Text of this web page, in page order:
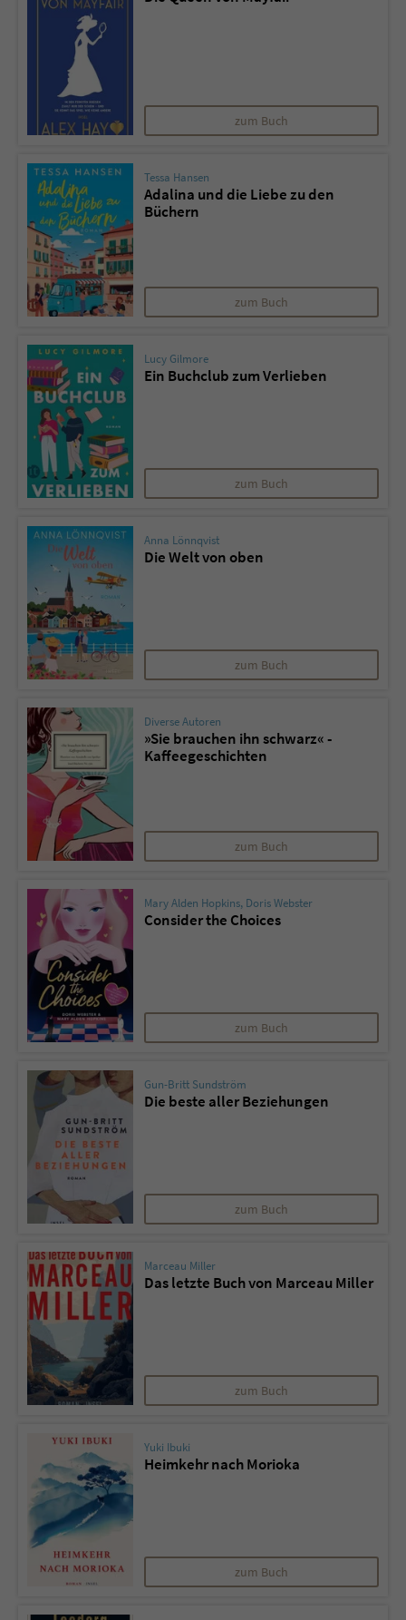
zum Buch
Tessa Hansen
Adalina und die Liebe zu den
Büchern
zum Buch
Lucy Gilmore
Ein Buchclub zum Verlieben
zum Buch
Anna Lönnqvist
Die Welt von oben
zum Buch
Diverse Autoren
»Sie brauchen ihn schwarz« -
Kaffeegeschichten
zum Buch
Mary Alden Hopkins, Doris Webster
Consider the Choices
zum Buch
Gun-Britt Sundström
Die beste aller Beziehungen
zum Buch
Marceau Miller
Das letzte Buch von Marceau Miller
zum Buch
Yuki Ibuki
Heimkehr nach Morioka
zum Buch